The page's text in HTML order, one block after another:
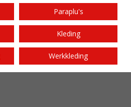
Paraplu's
Kleding
Werkkleding